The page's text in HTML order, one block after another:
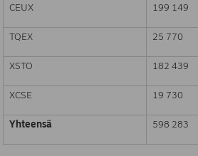
CEUX 199 149
TQEX 25 770
XSTO 182 439
XCSE 19 730
Yhteensä 598 283